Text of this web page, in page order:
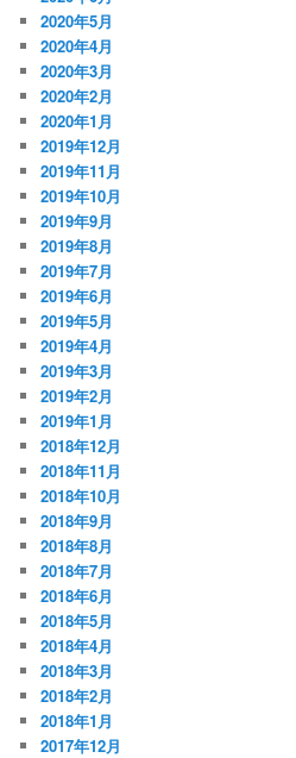
2020年5月
2020年4月
2020年3月
2020年2月
2020年1月
2019年12月
2019年11月
2019年10月
2019年9月
2019年8月
2019年7月
2019年6月
2019年5月
2019年4月
2019年3月
2019年2月
2019年1月
2018年12月
2018年11月
2018年10月
2018年9月
2018年8月
2018年7月
2018年6月
2018年5月
2018年4月
2018年3月
2018年2月
2018年1月
2017年12月